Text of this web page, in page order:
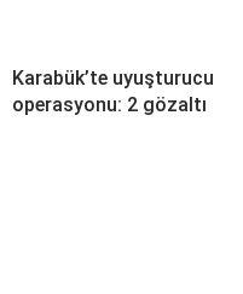
Karabük’te uyuşturucu
operasyonu: 2 gözaltı